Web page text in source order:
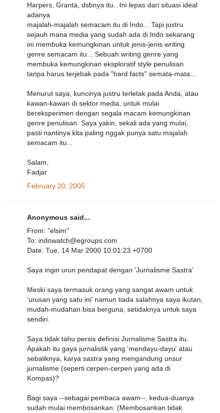
Harpers, Granta, dsbnya itu.. Ini lepas dari situasi ideal
adanya
majalah-majalah semacam itu di Indo... Tapi justru
sejauh mana media yang sudah ada di Indo sekarang
ini membuka kemungkinan untuk jenis-jenis writing
genre semacam itu... Sebuah writing genre yang
membuka kemungkinan eksploratif style penulisan
tanpa harus terjebak pada "hard facts" semata-mata...
Menurut saya, kuncinya justru terletak pada Anda, atau
kawan-kawan di sektor media, untuk mulai
bereksperimen dengan segala macam kemungkinan
genre penulisan. Saya yakin, sekali ada yang mulai,
pasti nantinya kita paling nggak punya satu majalah
semacam itu...
Salam,
Fadjar
February 20, 2005
Anonymous said...
From: "elsim"
To: indowatch@egroups.com
Date: Tue, 14 Mar 2000 10:01:23 +0700
Saya ingin urun pendapat dengan 'Jurnalisme Sastra'
Meski saya termasuk orang yang sangat awam untuk
'urusan yang satu ini' namun tiada salahnya saya ikutan,
mudah-mudahan bisa berguna, setidaknya untuk saya
sendiri.
Saya tidak tahu persis definisi Jurnalisme Sastra itu.
Apakah itu gaya jurnalistik yang 'mendayu-dayu' atau
sebaliknya, karya sastra yang mengandung unsur
jurnalisme (seperti cerpen-cerpen yang ada di
Kompas)?
Bagi saya --sebagai pembaca awam--, kedua-duanya
sudah mulai membosankan. (Membosankan tidak